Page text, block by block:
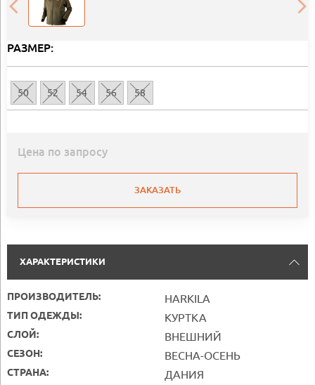
РАЗМЕР:
50 52 54 56 58
Цена по запросу
ЗАКАЗАТЬ
ХАРАКТЕРИСТИКИ
ПРОИЗВОДИТЕЛЬ: HARKILA
ТИП ОДЕЖДЫ: КУРТКА
СЛОЙ: ВНЕШНИЙ
СЕЗОН: ВЕСНА-ОСЕНЬ
СТРАНА: ДАНИЯ